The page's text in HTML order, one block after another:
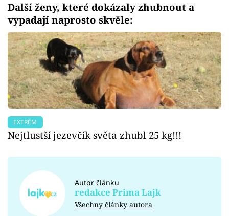
Další ženy, které dokázaly zhubnout a
vypadají naprosto skvěle:
EXTRÉM
Nejtlustší jezevčík světa zhubl 25 kg!!!
Autor článku
redakce Prima Lajk
Všechny články autora